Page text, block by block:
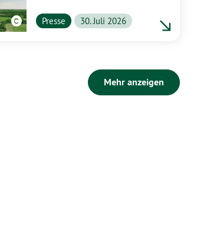
profitieren
Presse 30. Juli 2026
Mehr anzeigen